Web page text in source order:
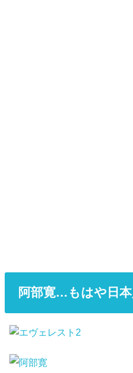
阿部寛…もはや日